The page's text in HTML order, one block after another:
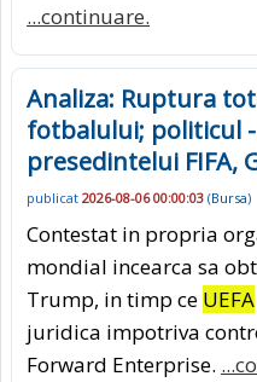
...continuare.
Analiza: Ruptura
fotbalului; politicul
presedintelui FIFA,
publicat 2026-08-06 00:00:03 (Bursa)
Contestat in propria
mondial incearca sa
Trump, in timp ce UEFA
juridica impotriva
Forward Enterprise.